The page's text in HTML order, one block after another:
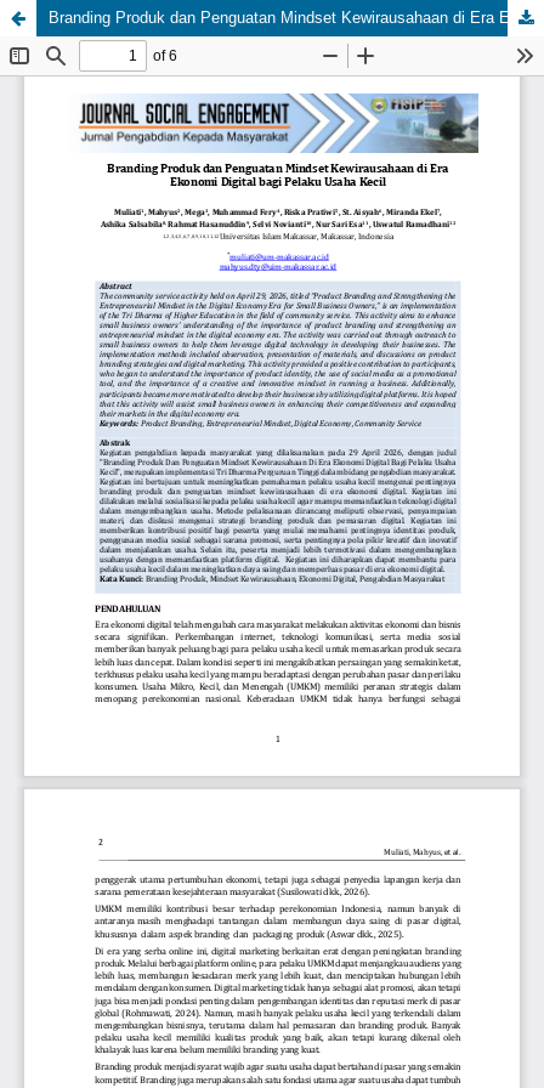
Branding Produk dan Penguatan Mindset Kewirausahaan di Era Ekonomi Digital bagi Pelaku Usaha Kecil